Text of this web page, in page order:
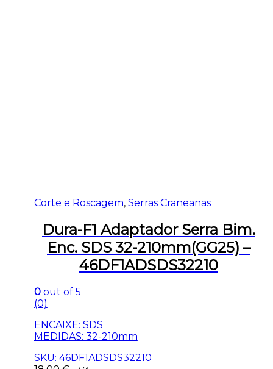
Corte e Roscagem, Serras Craneanas
Dura-F1 Adaptador Serra Bim.
Enc. SDS 32-210mm(GG25) –
46DF1ADSDS32210
0out of 5
(0)
ENCAIXE: SDS
MEDIDAS: 32-210mm
SKU: 46DF1ADSDS32210